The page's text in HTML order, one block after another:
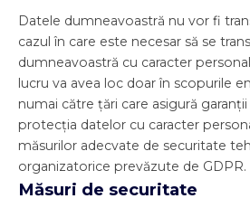
Datele dumneavoastră nu vor fi
cazul în care este necesar să se
dumneavoastră cu caracter
lucru va avea loc doar în scopurile
numai către țări care asigură
protecția datelor cu caracter
măsurilor adecvate de securitate
organizatorice prevăzute de GDPR.
Măsuri de securitate